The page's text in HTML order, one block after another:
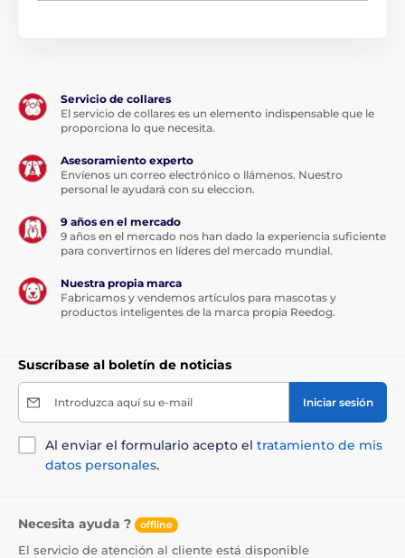
Las especificaciones técnicas pueden cambiar sin
previo aviso expreso. Las imágenes son solo
ilustrativas.
El producto aparece en las categorías
Correas para correr
Servicio de collares
El servicio de collares es un elemento indispensable que le
proporciona lo que necesita.
Asesoramiento experto
Envíenos un correo electrónico o llámenos. Nuestro
personal le ayudará con su eleccion.
9 años en el mercado
9 años en el mercado nos han dado la experiencia suficiente
para convertirnos en líderes del mercado mundial.
Nuestra propia marca
Fabricamos y vendemos artículos para mascotas y
productos inteligentes de la marca propia Reedog.
Suscríbase al boletín de noticias
Introduzca aquí su e-mail Iniciar sesión
Al enviar el formulario acepto el tratamiento de mis
datos personales.
Necesita ayuda ? offline
El servicio de atención al cliente está disponible